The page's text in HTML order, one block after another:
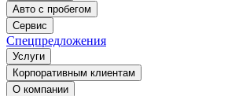
Авто с пробегом
Сервис
Спецпредложения
Услуги
Корпоративным клиентам
О компании